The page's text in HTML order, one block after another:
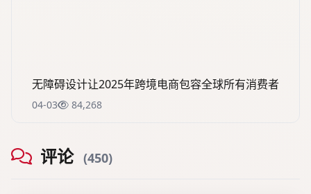
无障碍设计让2025年跨境电商包容全球所有消费者
04-03 84,268
评论 (450)